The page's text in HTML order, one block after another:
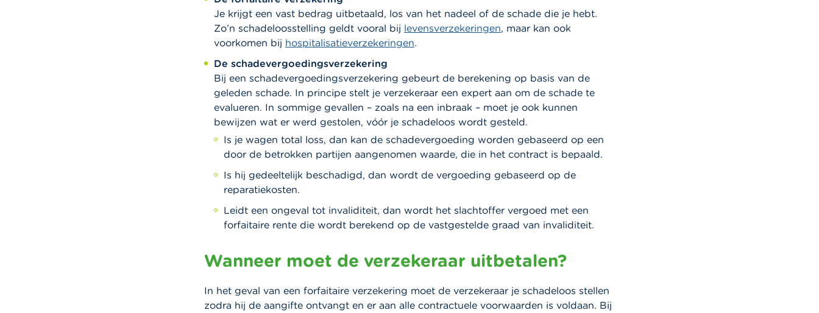
Je krijgt een vast bedrag uitbetaald, los van het nadeel of de schade die je hebt.
Zo’n schadeloosstelling geldt vooral bij levensverzekeringen, maar kan ook
voorkomen bij hospitalisatieverzekeringen.
De schadevergoedingsverzekering
Bij een schadevergoedingsverzekering gebeurt de berekening op basis van de
geleden schade. In principe stelt je verzekeraar een expert aan om de schade te
evalueren. In sommige gevallen – zoals na een inbraak – moet je ook kunnen
bewijzen wat er werd gestolen, vóór je schadeloos wordt gesteld.
Is je wagen total loss, dan kan de schadevergoeding worden gebaseerd op een
door de betrokken partijen aangenomen waarde, die in het contract is bepaald.
Is hij gedeeltelijk beschadigd, dan wordt de vergoeding gebaseerd op de
reparatiekosten.
Leidt een ongeval tot invaliditeit, dan wordt het slachtoffer vergoed met een
forfaitaire rente die wordt berekend op de vastgestelde graad van invaliditeit.
Wanneer moet de verzekeraar uitbetalen?
In het geval van een forfaitaire verzekering moet de verzekeraar je schadeloos stellen
zodra hij de aangifte ontvangt en er aan alle contractuele voorwaarden is voldaan. Bij